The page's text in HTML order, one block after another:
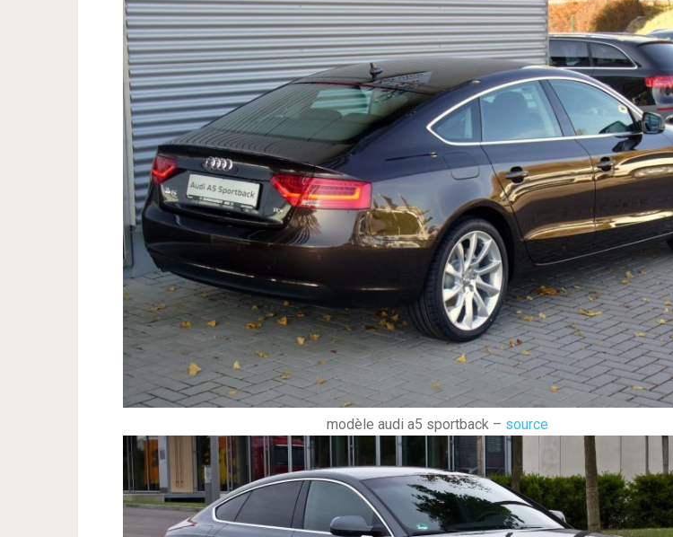
modèle audi a5 sportback – source